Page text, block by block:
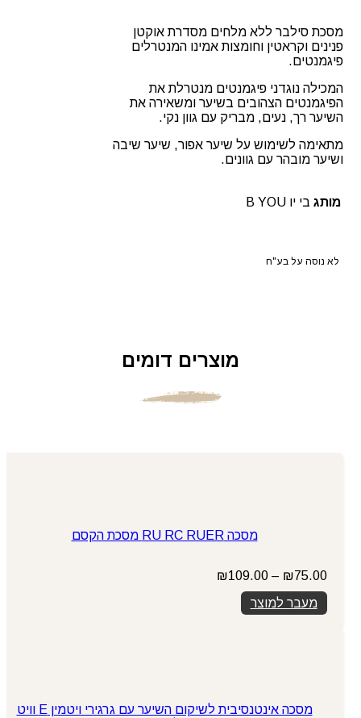
מסכת סילבר ללא מלחים מסדרת אוקטן
פנינים וקראטין וחומצות אמינו המנטרלים
פיגמנטים.
המכילה נוגדני פיגמנטים מנטרלת את
הפיגמנטים הצהובים בשיער ומשאירה את
השיער רך, נעים, מבריק עם גוון נקי.
מתאימה לשימוש על שיער אפור, שיער שיבה
ושיער מובהר עם גוונים.
מותג בי יו B YOU
לא נוסה על בע"ח
מוצרים דומים
מסכה RU RC RUER מסכת הקסם
₪75.00
–
₪109.00
מעבר למוצר
מסכה אינטנסיבית לשיקום השיער עם גרגירי ויטמין E וויט